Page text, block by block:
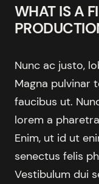
WHAT IS A
Nunc ac justo,
Magna pulvinar
faucibus ut.
lorem a
Enim, ut id ut
senectus felis
Vestibulum dui